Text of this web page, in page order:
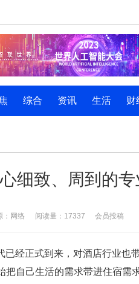
综合 资讯 生活 财
细致、周到的
：网络 阅读量：17337 会员投稿
经正式到来，对酒店行业也
自己生活的需求带进住宿需